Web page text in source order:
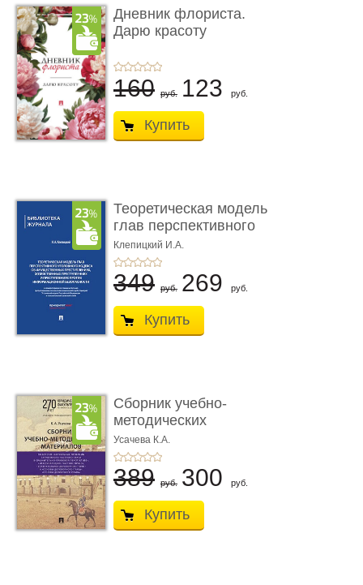
Дневник флориста.
Дарю красоту
160 руб. 123 руб.
Купить
Теоретическая модель
глав перспективного
УК о ...
Клепицкий И.А.
349 руб. 269 руб.
Купить
Сборник учебно-
методических
материалов по кур ...
Усачева К.А.
389 руб. 300 руб.
Купить